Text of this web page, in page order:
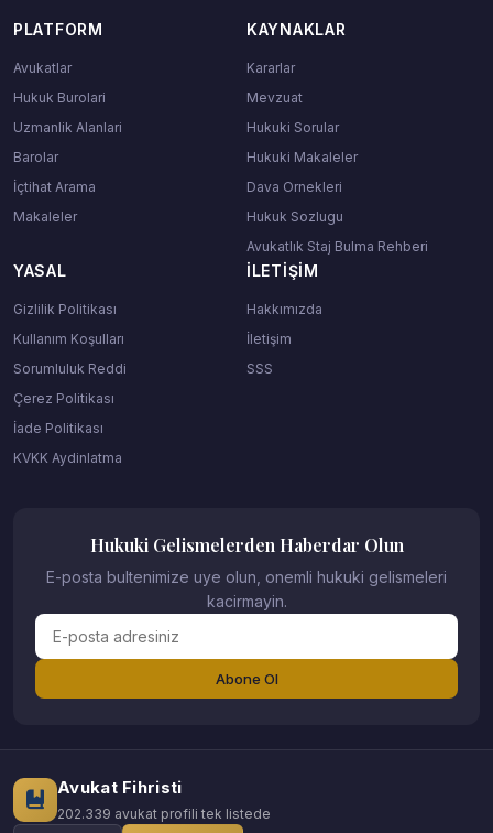
PLATFORM
Avukatlar
Hukuk Burolari
Uzmanlik Alanlari
Barolar
İçtihat Arama
Makaleler
KAYNAKLAR
Kararlar
Mevzuat
Hukuki Sorular
Hukuki Makaleler
Dava Ornekleri
Hukuk Sozlugu
Avukatlık Staj Bulma Rehberi
YASAL
Gizlilik Politikası
Kullanım Koşulları
Sorumluluk Reddi
Çerez Politikası
İade Politikası
KVKK Aydinlatma
İLETIŞIM
Hakkımızda
İletişim
SSS
Hukuki Gelismelerden Haberdar Olun
E-posta bultenimize uye olun, onemli hukuki gelismeleri
kacirmayin.
Abone Ol
Avukat Fihristi
202.339 avukat profili tek listede